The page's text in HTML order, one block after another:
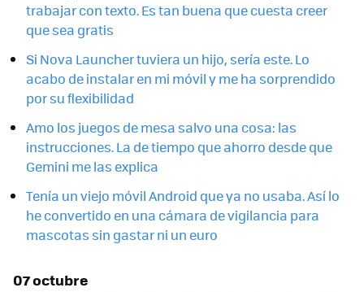
trabajar con texto. Es tan buena que cuesta creer
que sea gratis
Si Nova Launcher tuviera un hijo, sería este. Lo
acabo de instalar en mi móvil y me ha sorprendido
por su flexibilidad
Amo los juegos de mesa salvo una cosa: las
instrucciones. La de tiempo que ahorro desde que
Gemini me las explica
Tenía un viejo móvil Android que ya no usaba. Así lo
he convertido en una cámara de vigilancia para
mascotas sin gastar ni un euro
07 octubre